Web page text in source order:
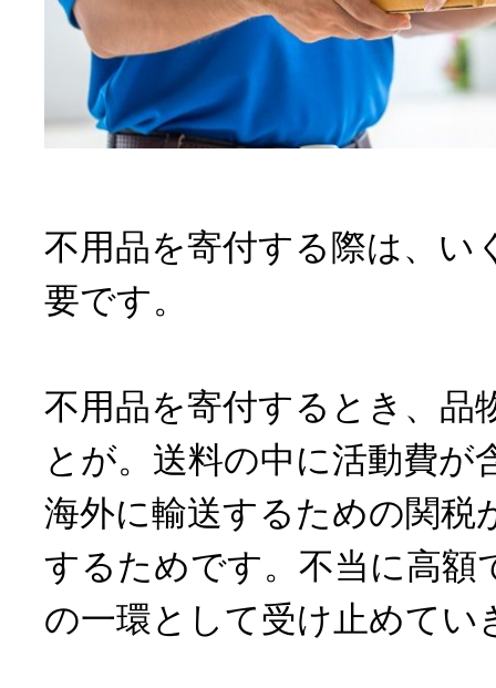
不用品を寄付する際は、い
要です。
不用品を寄付するとき、品
とが。送料の中に活動費が
海外に輸送するための関税
するためです。不当に高額
の一環として受け止めてい